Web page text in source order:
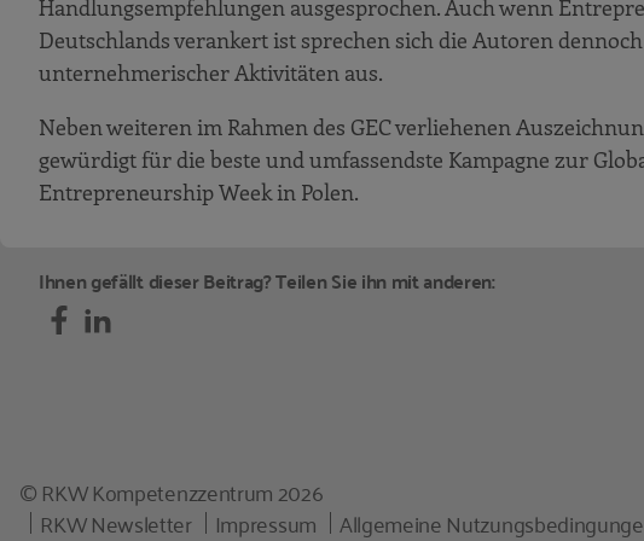
Handlungsempfehlungen ausgesprochen. Auch wenn
Deutschlands verankert ist sprechen sich die Autoren
unternehmerischer Aktivitäten aus.
Neben weiteren im Rahmen des GEC verliehenen
gewürdigt für die beste und umfassendste Kampagne zur
Entrepreneurship Week in Polen.
Ihnen gefällt dieser Beitrag? Teilen Sie ihn mit anderen:
© RKW Kompetenzzentrum 2026
RKW Newsletter
Impressum Allgemeine